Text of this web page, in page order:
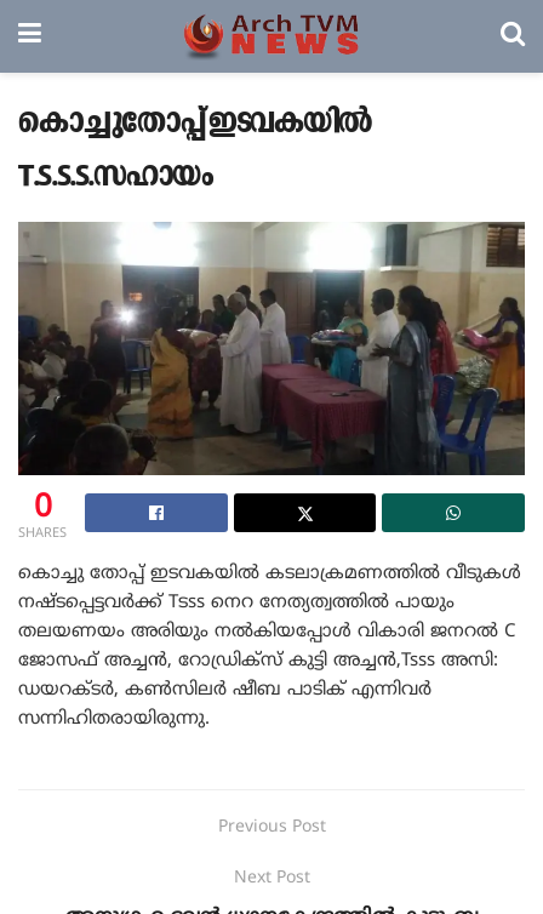
കൊച്ചുതോപ്പ് ഇടവകയിൽ
T.S.S.S.സഹായം
0
SHARES
കൊച്ചു തോപ്പ് ഇടവകയിൽ കടലാക്രമണത്തിൽ വീടുകൾ
നഷ്ടപ്പെട്ടവർക്ക് Tടss നെറ നേത്യത്വത്തിൽ പായും
തലയണയം അരിയും നൽകിയപ്പോൾ വികാരി ജനറൽ C
ജോസഫ് അച്ചൻ, റോഡ്രിക്‌സ് കുട്ടി അച്ചൻ,Tsss അസി:
ഡയറക്ടർ, കൺസിലർ ഷീബ പാടിക് എന്നിവർ
സന്നിഹിതരായിരുന്നു.
Previous Post
Next Post